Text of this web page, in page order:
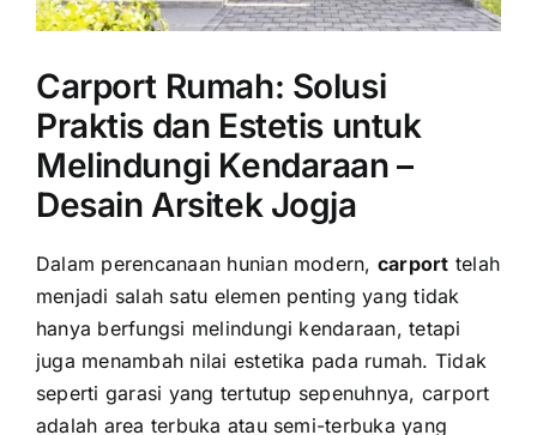
Carport Rumah: Solusi
Praktis dan Estetis untuk
Melindungi Kendaraan –
Desain Arsitek Jogja
Dalam perencanaan hunian modern, carport telah
menjadi salah satu elemen penting yang tidak
hanya berfungsi melindungi kendaraan, tetapi
juga menambah nilai estetika pada rumah. Tidak
seperti garasi yang tertutup sepenuhnya, carport
adalah area terbuka atau semi-terbuka yang